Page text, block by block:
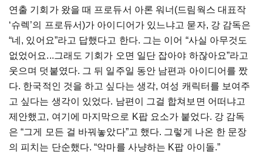
연출 기회가 왔을 때 프로듀서 아론 워너(드림웍스 대표작
‘슈렉’의 프로듀서)가 아이디어가 있느냐고 묻자, 강 감독은
“네, 있어요”라고 답했다고 한다. 그는 이어 “사실 아무것도
없었어요...그래도 기회가 오면 일단 잡아야 하잖아요”라고
웃으며 덧붙였다. 그 뒤 일주일 동안 남편과 아이디어를 짰
다. 한국적인 것을 하고 싶다는 생각, 여성 캐릭터를 보여주
고 싶다는 생각이 있었다. 남편이 그걸 합쳐보면 어떠냐고
제안했고, 여기에 마지막으로 K팝 요소가 붙었다. 강 감독
은 “그게 모든 걸 바꿔놓았다”고 했다. 그렇게 나온 한 문장
의 피치는 단순했다. “악마를 사냥하는 K팝 아이돌.”